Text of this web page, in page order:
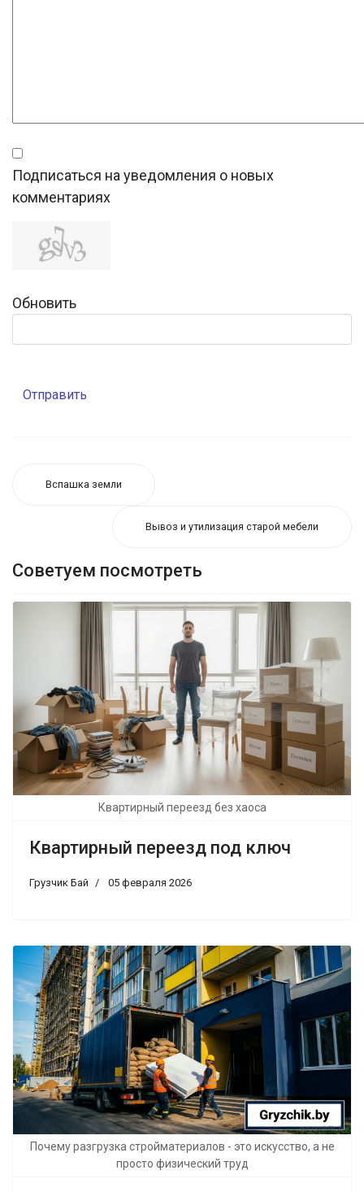
Подписаться на уведомления о новых
комментариях
Обновить
Отправить
Вспашка земли
Вывоз и утилизация старой мебели
Советуем посмотреть
Квартирный переезд без хаоса
Квартирный переезд под ключ
Грузчик Бай 05 февраля 2026
Почему разгрузка стройматериалов - это искусство, а не
просто физический труд